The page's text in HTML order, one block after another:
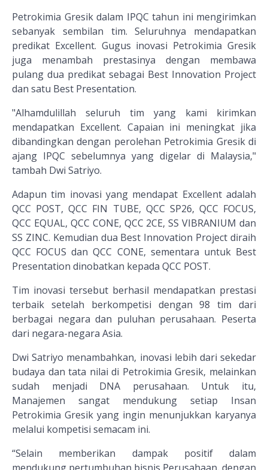
Petrokimia Gresik dalam IPQC tahun ini mengirimkan
sebanyak sembilan tim. Seluruhnya mendapatkan
predikat Excellent. Gugus inovasi Petrokimia Gresik
juga menambah prestasinya dengan membawa
pulang dua predikat sebagai Best Innovation Project
dan satu Best Presentation.
"Alhamdulillah seluruh tim yang kami kirimkan
mendapatkan Excellent. Capaian ini meningkat jika
dibandingkan dengan perolehan Petrokimia Gresik di
ajang IPQC sebelumnya yang digelar di Malaysia,"
tambah Dwi Satriyo.
Adapun tim inovasi yang mendapat Excellent adalah
QCC POST, QCC FIN TUBE, QCC SP26, QCC FOCUS,
QCC EQUAL, QCC CONE, QCC 2CE, SS VIBRANIUM dan
SS ZINC. Kemudian dua Best Innovation Project diraih
QCC FOCUS dan QCC CONE, sementara untuk Best
Presentation dinobatkan kepada QCC POST.
Tim inovasi tersebut berhasil mendapatkan prestasi
terbaik setelah berkompetisi dengan 98 tim dari
berbagai negara dan puluhan perusahaan. Peserta
dari negara-negara Asia.
Dwi Satriyo menambahkan, inovasi lebih dari sekedar
budaya dan tata nilai di Petrokimia Gresik, melainkan
sudah menjadi DNA perusahaan. Untuk itu,
Manajemen sangat mendukung setiap Insan
Petrokimia Gresik yang ingin menunjukkan karyanya
melalui kompetisi semacam ini.
“Selain memberikan dampak positif dalam